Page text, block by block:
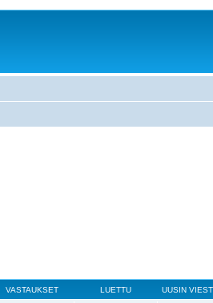
VASTAUKSET LUETTU UUSIN